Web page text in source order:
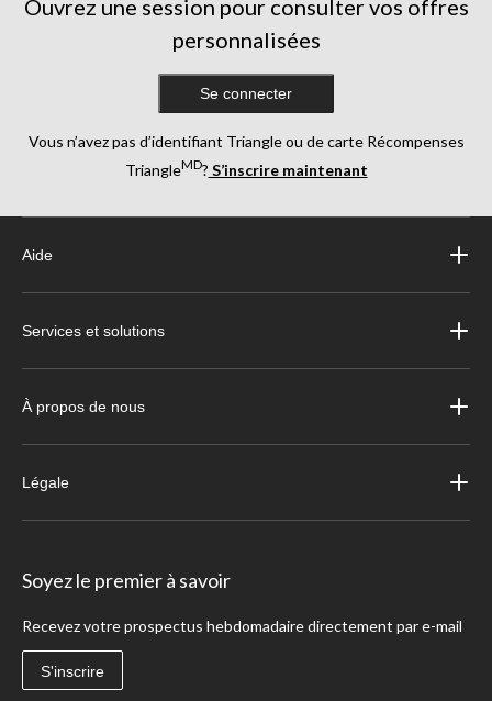
Ouvrez une session pour consulter vos offres
personnalisées
Se connecter
Vous n’avez pas d’identifiant Triangle ou de carte Récompenses
TriangleMD? S’inscrire maintenant
Aide
Services et solutions
À propos de nous
Légale
Soyez le premier à savoir
Recevez votre prospectus hebdomadaire directement par e-mail
S'inscrire